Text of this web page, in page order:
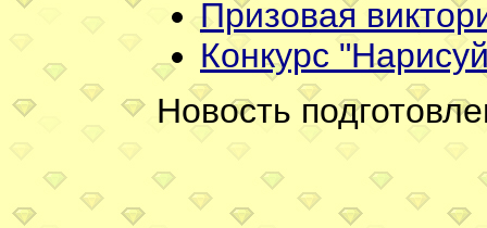
Призовая
Конкурс
Новость